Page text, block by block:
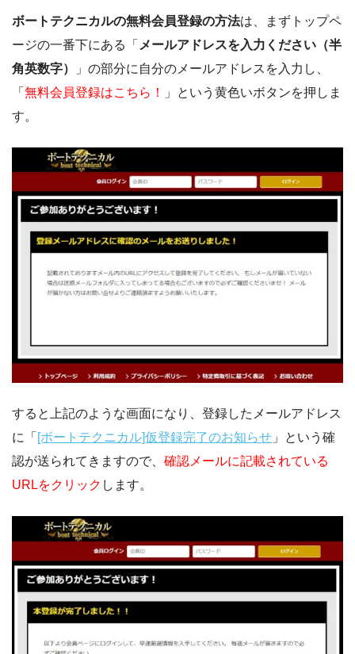
ボートテクニカルの無料会員登録の方法は、まずトップペ
ージの一番下にある「 メールアドレスを入力ください（半
角英数字）
」の部分に自分のメールアドレスを入力し、
「 無料会員登録はこちら！
」という黄色いボタンを押しま
す。
すると上記のような画面になり、登録したメールアドレス
に「 [ボートテクニカル]仮登録完了のお知らせ 」という確
認が送られてきますので、 確認メールに記載されている
URLをクリック します。